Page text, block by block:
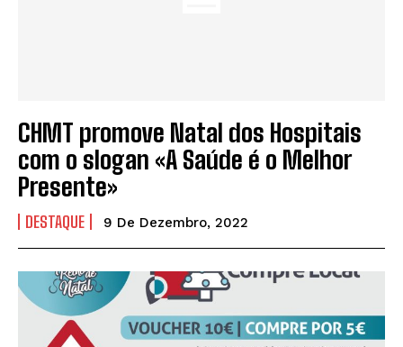
CHMT promove Natal dos Hospitais
com o slogan «A Saúde é o Melhor
Presente»
DESTAQUE 9 De Dezembro, 2022